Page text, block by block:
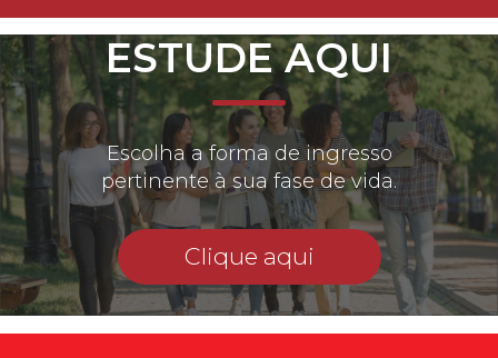
ESTUDE AQUI
Escolha a forma de ingresso
pertinente à sua fase de vida.
Clique aqui